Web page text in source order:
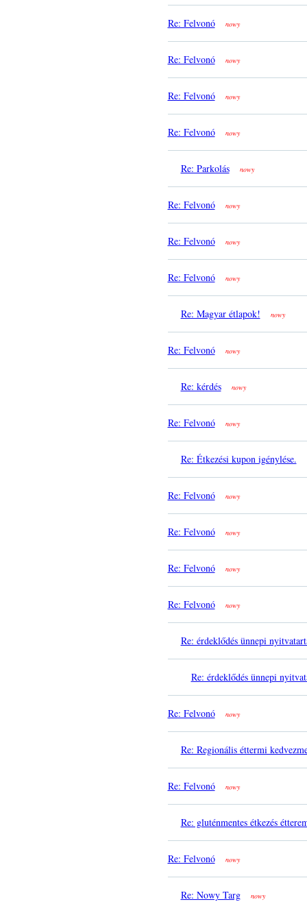
Re: Felvonó nowy
Re: Felvonó nowy
Re: Felvonó nowy
Re: Felvonó nowy
Re: Parkolás nowy
Re: Felvonó nowy
Re: Felvonó nowy
Re: Felvonó nowy
Re: Magyar étlapok! nowy
Re: Felvonó nowy
Re: kérdés nowy
Re: Felvonó nowy
Re: Étkezési kupon igénylése.
Re: Felvonó nowy
Re: Felvonó nowy
Re: Felvonó nowy
Re: Felvonó nowy
Re: érdeklődés ünnepi
Re: érdeklődés ünnepi
Re: Felvonó nowy
Re: Regionális éttermi
Re: Felvonó nowy
Re: gluténmentes étkezés
Re: Felvonó nowy
Re: Nowy Targ nowy